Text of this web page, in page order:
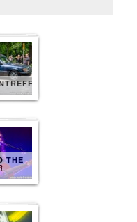
THE